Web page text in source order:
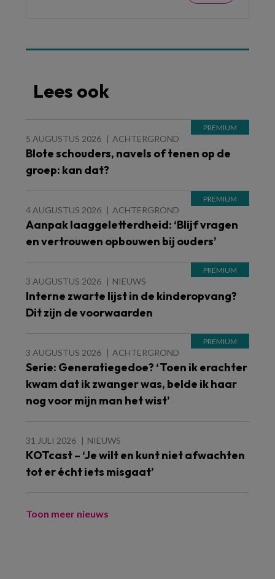
Lees ook
5 AUGUSTUS 2026 ACHTERGROND
Blote schouders, navels of tenen op de
groep: kan dat?
4 AUGUSTUS 2026 ACHTERGROND
Aanpak laaggeletterdheid: ‘Blijf vragen
en vertrouwen opbouwen bij ouders’
3 AUGUSTUS 2026 NIEUWS
Interne zwarte lijst in de kinderopvang?
Dit zijn de voorwaarden
3 AUGUSTUS 2026 ACHTERGROND
Serie: Generatiegedoe? ‘Toen ik erachter
kwam dat ik zwanger was, belde ik haar
nog voor mijn man het wist’
31 JULI 2026 NIEUWS
KOTcast – ‘Je wilt en kunt niet afwachten
tot er écht iets misgaat’
Toon meer nieuws